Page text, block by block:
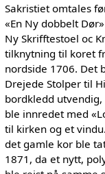
Sakristiet omtales
«En Ny dobbelt
Ny Skrifftestoel oc
tilknytning til koret
nordside 1706. Det
Drejede Stolper til
bordkledd
ble innredet med
til kirken og et
det gamle kor ble
1871, da et nytt,